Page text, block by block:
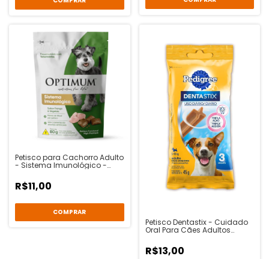
Petisco para Cachorro Adulto
- Sistema Imunológico -
Optimum
R$11,00
Petisco Dentastix - Cuidado
Oral Para Cães Adultos
Unidades - Pedigree
R$13,00